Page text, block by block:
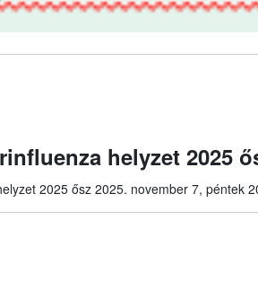
helyzet 2025
2025 ősz 2025. november 7, péntek